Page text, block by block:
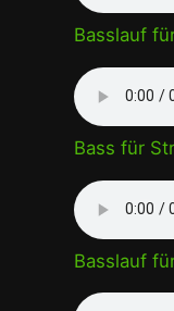
Basslauf
Bass für
Basslauf